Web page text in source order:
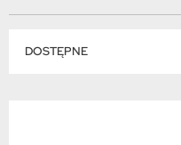
DOSTĘPNE